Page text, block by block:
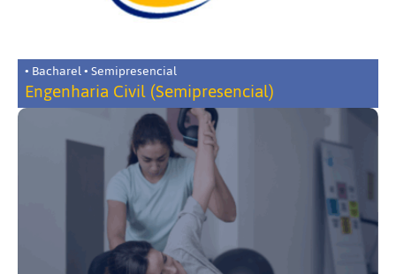
• Bacharel • Semipresencial
Engenharia Civil (Semipresencial)